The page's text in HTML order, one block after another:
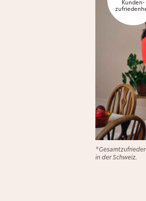
Kunden-
in der Schweiz.